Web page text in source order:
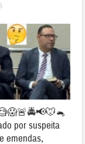
por suspeita
emendas,